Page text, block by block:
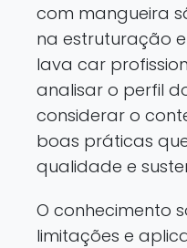
com mangueira
na estruturação
lava car
analisar o perfil
considerar o
boas práticas
qualidade e
O conhecimento
limitações e